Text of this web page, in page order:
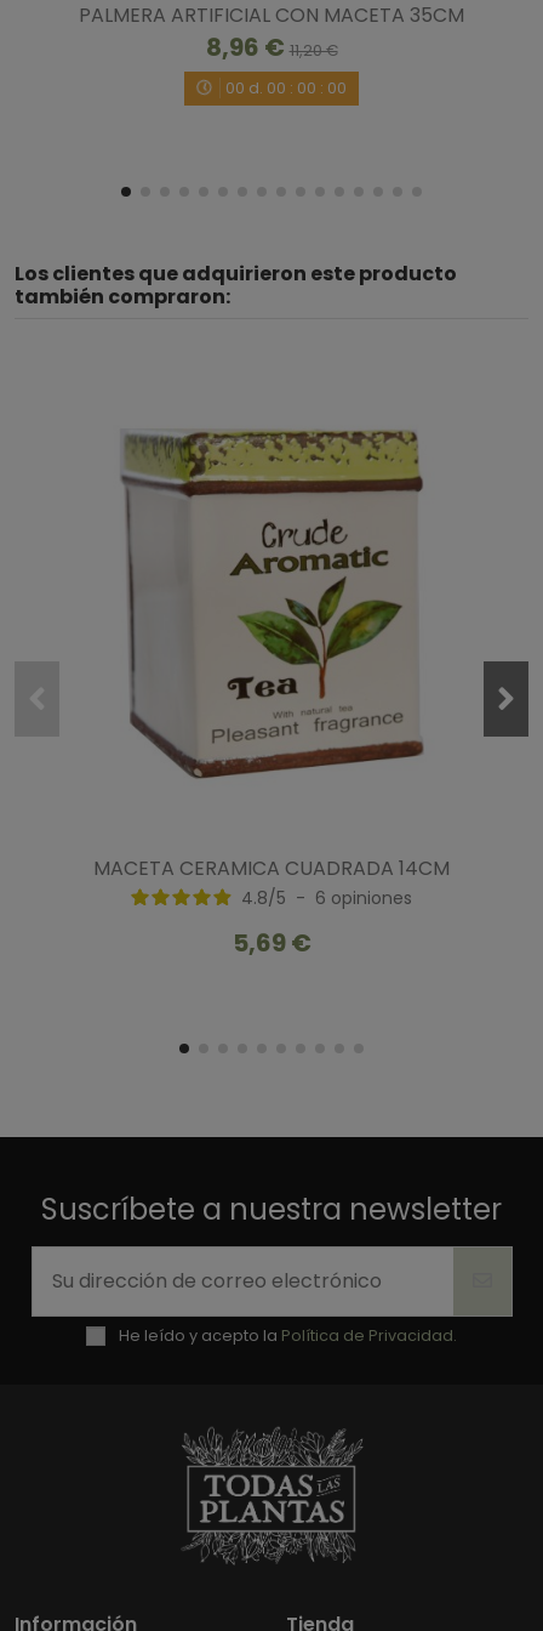
PALMERA ARTIFICIAL CON MACETA 35CM
8,96 €11,20 €
00 d. 00 : 00 : 00
Los clientes que adquirieron este producto
también compraron:
MACETA CERAMICA CUADRADA 14CM
4.8/5 - 6 opiniones
5,69 €
Suscríbete a nuestra newsletter
He leído y acepto la Política de Privacidad.
Información Tienda